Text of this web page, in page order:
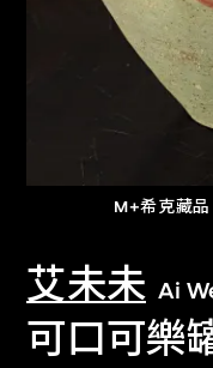
M+希克藏
艾未未 Ai
可口可樂
關於M+藏品
探索世界頂級